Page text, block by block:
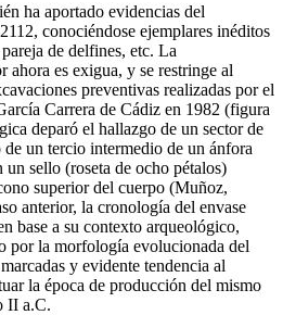
ha aportado evidencias del
conociéndose ejemplares inéditos
de delfines, etc. La
ahora es exigua, y se restringe al
preventivas realizadas por el
Carrera de Cádiz en 1982 (figura
deparó el hallazgo de un sector de
un tercio intermedio de un ánfora
sello (roseta de ocho pétalos)
superior del cuerpo (Muñoz,
anterior, la cronología del envase
base a su contexto arqueológico,
por la morfología evolucionada del
y evidente tendencia al
la época de producción del mismo
II a.C.